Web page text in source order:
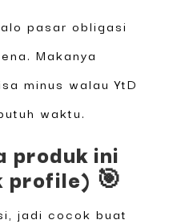
pasar obligasi
Makanya
minus walau YtD
waktu.
produk ini
profile) 🎯
jadi cocok buat